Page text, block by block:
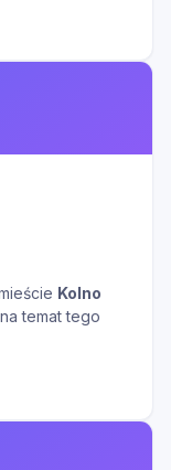
Kolno
temat tego